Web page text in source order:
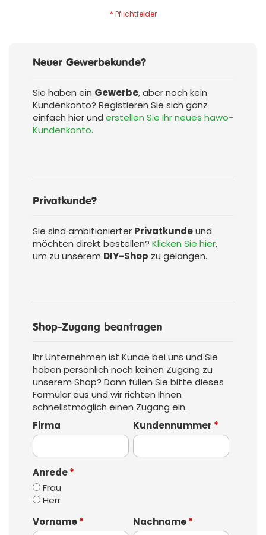
Neuer Gewerbekunde?
Sie haben ein Gewerbe, aber noch kein
Kundenkonto? Registieren Sie sich ganz
einfach hier und erstellen Sie Ihr neues hawo-
Kundenkonto.
Privatkunde?
Sie sind ambitionierter Privatkundeund
möchten direkt bestellen? Klicken Sie hier,
um zu unserem DIY-Shop zu gelangen.
Shop-Zugang beantragen
Ihr Unternehmen ist Kunde bei uns und Sie
haben persönlich noch keinen Zugang zu
unserem Shop? Dann füllen Sie bitte dieses
Formular aus und wir richten Ihnen
schnellstmöglich einen Zugang ein.
Firma
Kundennummer *
Anrede*
Frau
Herr
Vorname* Nachname*